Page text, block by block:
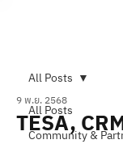
All Posts
Community &
All Posts
TESA,
9 พ.ย. 2568